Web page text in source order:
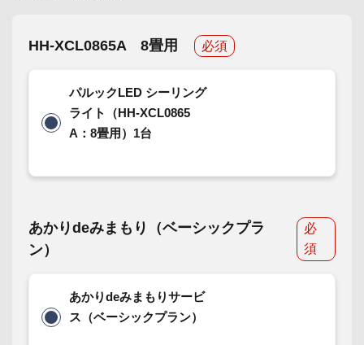
HH-XCL0865A 8畳用 必須
パルックLED シーリング
ライト（HH-XCL0865
A：8畳用）1台
あかりdeみまもり（ベーシックプラ
ン）
必
須
あかりdeみまもりサービ
ス（ベーシックプラン）